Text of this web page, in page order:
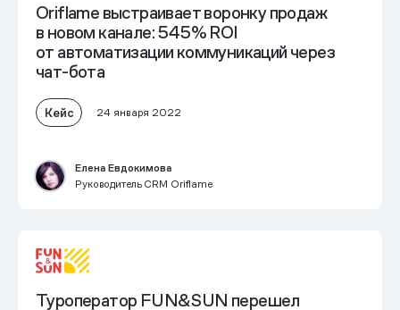
Oriflame выстраивает воронку продаж
в новом канале: 545% ROI
от автоматизации коммуникаций через
чат-бота
Кейс 24 января 2022
Елена Евдокимова
Руководитель CRM Oriflame
Туроператор FUN&SUN перешел